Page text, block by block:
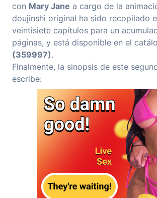
con Mary Jane a cargo de la
doujinshi original ha sido recopilado
veintisiete capítulos para un
páginas, y está disponible en el
(359997).
Finalmente, la sinopsis de este
escribe: